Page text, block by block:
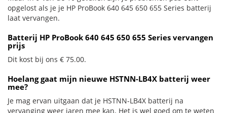
opgelost als je je HP ProBook 640 645 650 655 Series batterij
laat vervangen.
Batterij HP ProBook 640 645 650 655 Series vervangen
prijs
Dit kost bij ons € 75.00.
Hoelang gaat mijn nieuwe HSTNN-LB4X batterij weer
mee?
Je mag ervan uitgaan dat je HSTNN-LB4X batterij na
vervanging weer jaren mee kan. Het is wel goed om te weten